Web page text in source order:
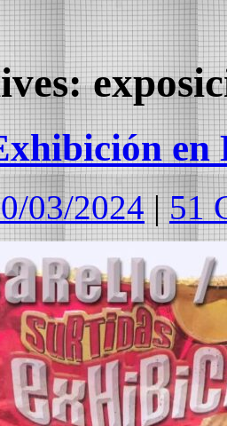
en
03/2024 | 51